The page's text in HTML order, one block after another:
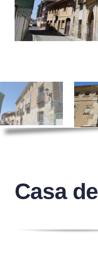
Casa de